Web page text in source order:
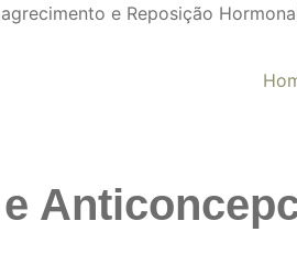
e Reposição